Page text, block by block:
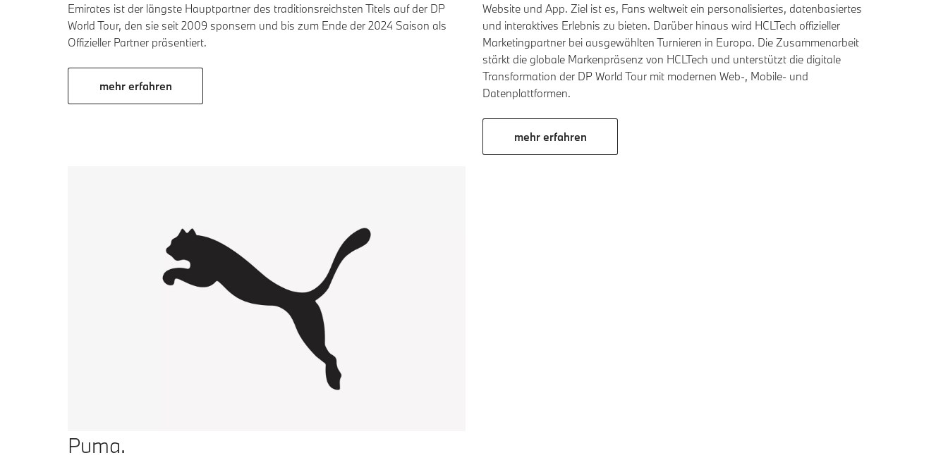
Emirates ist der längste Hauptpartner des traditionsreichsten Titels auf der DP
World Tour, den sie seit 2009 sponsern und bis zum Ende der 2024 Saison als
Offizieller Partner präsentiert.
mehr erfahren
Website und App. Ziel ist es, Fans weltweit ein personalisiertes, datenbasiertes
und interaktives Erlebnis zu bieten. Darüber hinaus wird HCLTech offizieller
Marketingpartner bei ausgewählten Turnieren in Europa. Die Zusammenarbeit
stärkt die globale Markenpräsenz von HCLTech und unterstützt die digitale
Transformation der DP World Tour mit modernen Web-, Mobile- und
Datenplattformen.
mehr erfahren
Puma.